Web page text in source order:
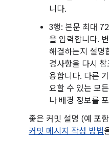
니다.
3행: 본문 최대
을 입력합니다.
해결하는지 설명
경사항을 다시
용합니다. 다른
요할 수 있는 모
나 배경 정보를
좋은 커밋 설명 (예 포
커밋 메시지 작성 방법